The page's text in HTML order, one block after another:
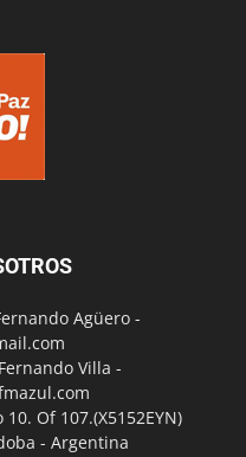
Agüero -
Villa -
Of 107.(X5152EYN)
- Argentina